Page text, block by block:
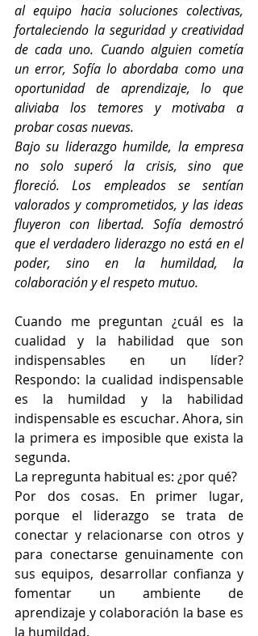
al equipo hacia soluciones colectivas,
fortaleciendo la seguridad y creatividad
de cada uno. Cuando alguien cometía
un error, Sofía lo abordaba como una
oportunidad de aprendizaje, lo que
aliviaba los temores y motivaba a
probar cosas nuevas.
Bajo su liderazgo humilde, la empresa
no solo superó la crisis, sino que
floreció. Los empleados se sentían
valorados y comprometidos, y las ideas
fluyeron con libertad. Sofía demostró
que el verdadero liderazgo no está en el
poder, sino en la humildad, la
colaboración y el respeto mutuo.
Cuando me preguntan ¿cuál es la
cualidad y la habilidad que son
indispensables en un líder?
Respondo: la cualidad indispensable
es la humildad y la habilidad
indispensable es escuchar. Ahora, sin
la primera es imposible que exista la
segunda.
La repregunta habitual es: ¿por qué?
Por dos cosas. En primer lugar,
porque el liderazgo se trata de
conectar y relacionarse con otros y
para conectarse genuinamente con
sus equipos, desarrollar confianza y
fomentar un ambiente de
aprendizaje y colaboración la base es
la humildad.